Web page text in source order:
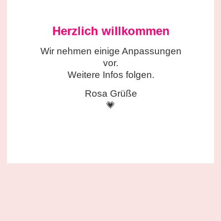
Herzlich willkommen
Wir nehmen einige Anpassungen
vor.
Weitere Infos folgen.
Rosa Grüße
💗